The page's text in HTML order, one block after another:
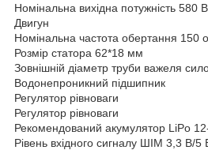
Номінальна вихідна потужність 580
Двигун
Номінальна частота обертання 150
Розмір статора 62*18 мм
Зовнішній діаметр труби важеля
Водонепроникний підшипник
Регулятор рівноваги
Регулятор рівноваги
Рекомендований акумулятор LiPo
Рівень вхідного сигналу ШІМ 3,3 В/5